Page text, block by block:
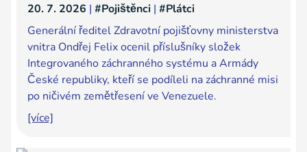
20. 7. 2026 | #Pojištěnci | #Plátci
Generální ředitel Zdravotní pojišťovny ministerstva
vnitra Ondřej Felix ocenil příslušníky složek
Integrovaného záchranného systému a Armády
České republiky, kteří se podíleli na záchranné misi
po ničivém zemětřesení ve Venezuele.
[více]